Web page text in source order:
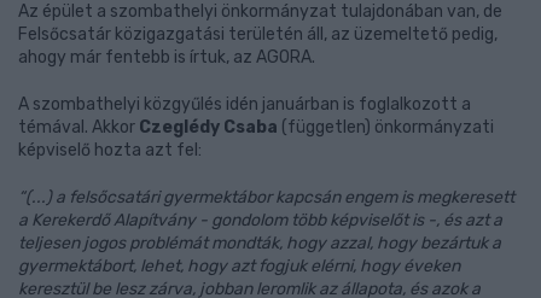
Az épület a szombathelyi önkormányzat tulajdonában van, de
Felsőcsatár közigazgatási területén áll, az üzemeltető pedig,
ahogy már fentebb is írtuk, az AGORA.
A szombathelyi közgyűlés idén januárban is foglalkozott a
témával. Akkor Czeglédy Csaba (független) önkormányzati
képviselő hozta azt fel:
“(...) a felsőcsatári gyermektábor kapcsán engem is megkeresett
a Kerekerdő Alapítvány - gondolom több képviselőt is -, és azt a
teljesen jogos problémát mondták, hogy azzal, hogy bezártuk a
gyermektábort, lehet, hogy azt fogjuk elérni, hogy éveken
keresztül be lesz zárva, jobban leromlik az állapota, és azok a